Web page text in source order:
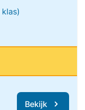
Bekijk